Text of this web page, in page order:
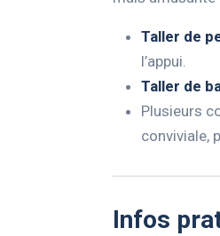
Taller de
l’appui.
Taller de
Plusieurs
conviviale,
Infos